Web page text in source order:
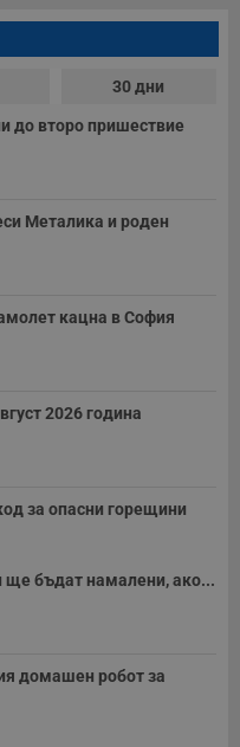
30 дни
до второ пришествие
Металика и роден
кацна в София
2026 година
за опасни горещини
ще бъдат намалени, ако...
домашен робот за